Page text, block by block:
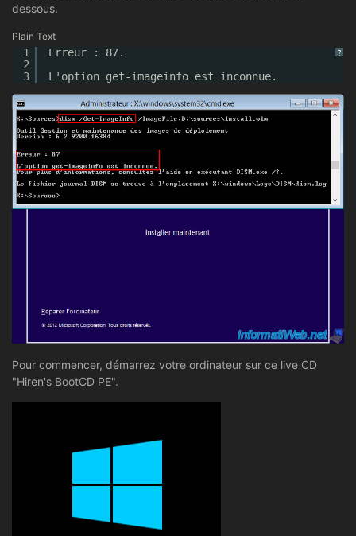
dessous.
Plain Text
?
1
2
3
Erreur : 87.
L'option get-imageinfo est inconnue.
Pour commencer, démarrez votre ordinateur sur ce live CD
"Hiren's BootCD PE".